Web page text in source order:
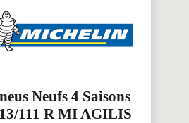
Neufs 4 Saisons
111 R MI AGILIS